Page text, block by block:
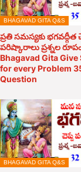
BHAGAVAD GITA Q&S
ప్రతి సమస్యకు భగవద్గీత
పరిష్కారాలు ప్రశ్నల
Bhagavad Gita
for every Problem
Question
BHAGAVAD GITA Q&S